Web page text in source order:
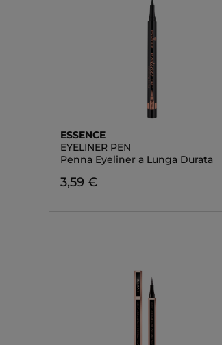
ESSENCE
EYELINER PEN
Penna Eyeliner a Lunga Durata
3,59 €